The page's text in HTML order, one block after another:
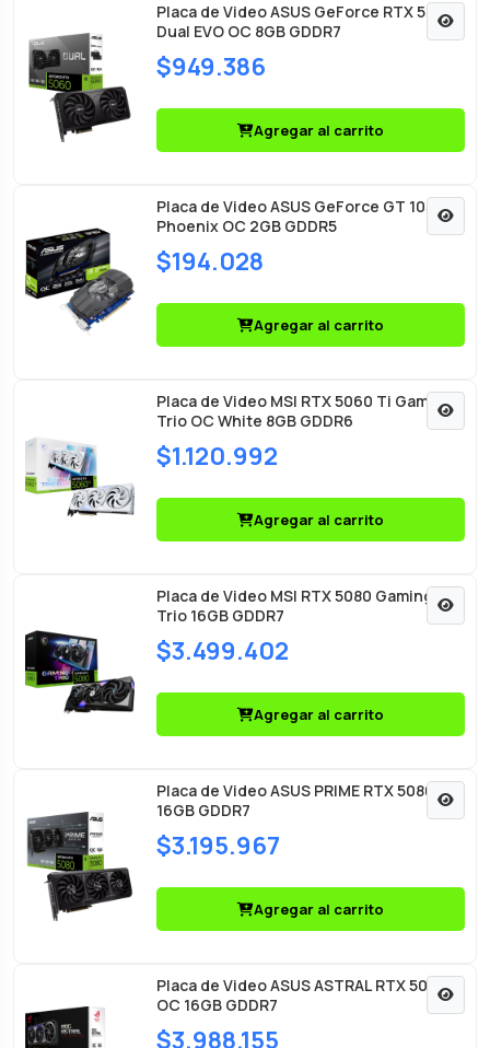
Placa de Video ASUS GeForce RTX 5060
Dual EVO OC 8GB GDDR7
$949.386
Agregar al carrito
Placa de Video ASUS GeForce GT 1030
Phoenix OC 2GB GDDR5
$194.028
Agregar al carrito
Placa de Video MSI RTX 5060 Ti Gaming
Trio OC White 8GB GDDR6
$1.120.992
Agregar al carrito
Placa de Video MSI RTX 5080 Gaming
Trio 16GB GDDR7
$3.499.402
Agregar al carrito
Placa de Video ASUS PRIME RTX 5080 OC
16GB GDDR7
$3.195.967
Agregar al carrito
Placa de Video ASUS ASTRAL RTX 5080
OC 16GB GDDR7
$3.988.155